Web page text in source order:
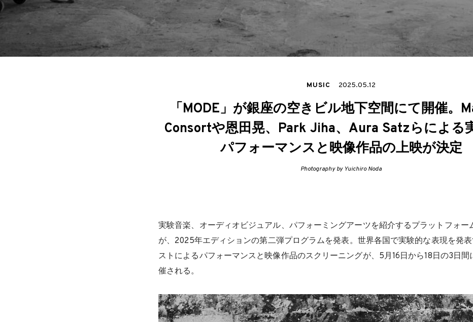
MUSIC 2025.05.12
「MODE」が銀座の空きビル地下空間にて開催。
Consortや恩田晃、Park Jiha、Aura Satzらによる
パフォーマンスと映像作品の上映が決定
Photography by Yuichiro Noda
実験音楽、オーディオビジュアル、パフォーミングアーツを紹介するプラットフォー
が、2025年エディションの第二弾プログラムを発表。世界各国で実験的な表現を発表
ストによるパフォーマンスと映像作品のスクリーニングが、5月16日から18日の3日間
催される。